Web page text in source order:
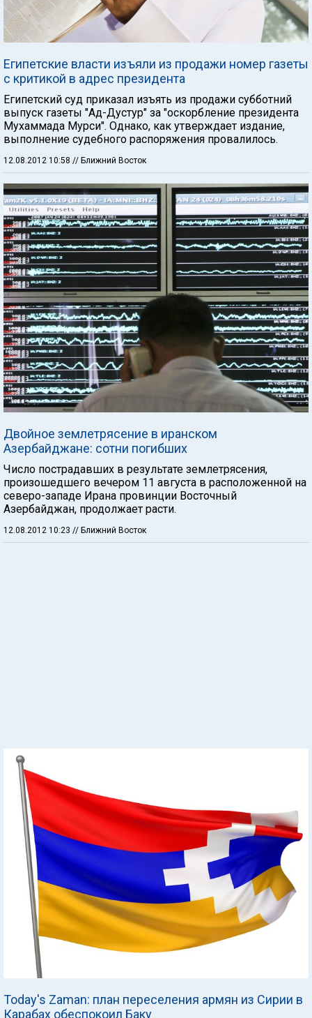
Египетские власти изъяли из продажи номер газеты
с критикой в адрес президента
Египетский суд приказал изъять из продажи субботний
выпуск газеты "Ад-Дустур" за "оскорбление президента
Мухаммада Мурси". Однако, как утверждает издание,
выполнение судебного распоряжения провалилось.
12.08.2012 10:58 // Ближний Восток
Двойное землетрясение в иранском
Азербайджане: сотни погибших
Число пострадавших в результате землетрясения,
произошедшего вечером 11 августа в расположенной на
северо-западе Ирана провинции Восточный
Азербайджан, продолжает расти.
12.08.2012 10:23 // Ближний Восток
Today's Zaman: план переселения армян из Сирии в
Карабах обеспокоил Баку